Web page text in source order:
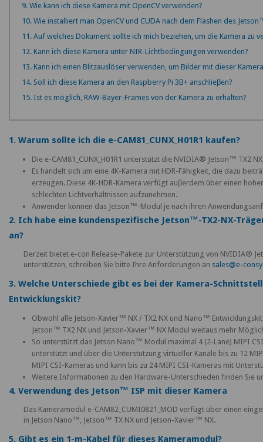
9. Wie kann ich diese Kamera mit OpenCV verwenden?
10. Wie installiert man OpenCV und CUDA nach dem Flashen des
11. Auf welches Dokument sollte ich mich beziehen, um die Kamera zu
12. Kann ich diese Kamera unter NIR-Lichtbedingungen verwenden?
13. Kann ich einen Blitzauslöser verwenden, um Bilder mit dieser
14. Soll ich diese Kamera an den Raspberry Pi 3B+ anschlieβen?
15. Ist es möglich, RAW-Bayer-Frames von der Kamera zu erhalten?
1. Warum sollte ich die e-CAM81_CUNX_H01R1 kaufen?
Die e-CAM81_CUNX_H01R1 unterstützt die NVIDIA® Jetson™ TX2
Es handelt sich um eine 4K-Kamera mit HDR-Fähigkeit, die dazu
erzeugen. Diese 4K-HDR-Kamera verfügt auβerdem über einen
schlechten Lichtverhältnissen aufzunehmen.
Anwender können das Jetson™-Modul je nach ihren
2. Ich habe eine kundenspezifische Jetson™-TX2-NX-
an?
Derzeit bietet e-con Release-Pakete zur Unterstützung von NVIDIA®
unterstützen, schreiben Sie bitte Ihre Anforderungen an sales@e-
3. Welche Unterschiede gibt es bei der Kamera-
Entwicklungskit?
Obwohl alle Jetson-Xavier™ NX / TX2 NX und Nano™
Jetson™ TX2 NX und Jetson-Xavier™ NX Modul weitaus mehr
So unterstützt das Jetson Nano™ Modul maximal 4 (2-Lane) MIPI
unterstützt und über die Unterstützung virtueller Kanäle bis zu 12
MIPI CSI-Kameras und kann bis zu 24 MIPI CSI-Kameras mit
Weitere Informationen zu den Hardware-Unterschieden finden Sie
4. Verwendung des Jetson™ ISP mit dieser Kamera
Das Kameramodul e-CAM82_CUMI0821_MOD verfügt über einen
in Jetson Nano™, Jetson™ TX NX und Jetson-Xavier™ NX.
5. Gibt es ein 1-m-Kabel für dieses Kameramodul?